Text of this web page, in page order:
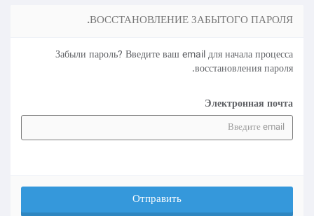
ВОССТАНОВЛЕНИЕ ЗАБЫТОГО ПАРОЛЯ.
Забыли пароль? Введите ваш email для начала процесса
восстановления пароля.
Электронная почта